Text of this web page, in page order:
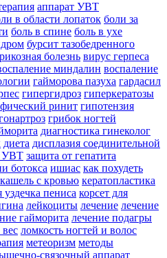
аппарат УВТ
в области лопаток боли за
боль в спине боль в ухе
бурсит тазобедренного
болезнь вирус герпеса
миндалин воспаление
гайморова пазуха гардасил
гипергидроз гиперкератозы
ринит гипотензия
грибок ногтей
диагностика гинеколог
диета дисплазия соединительной
УВТ защита от гепатита
ботокса ишиас как похудеть
кашель с кровью кератопластика
уздечка пениса корсет для
лейкоциты лечение лечение
гайморита лечение подагры
ломкость ногтей и волос
метеоризм методы
связочный аппарат